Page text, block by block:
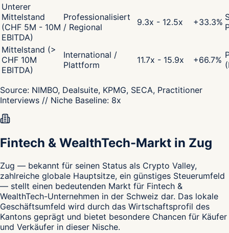
Unterer
Mittelstand
(CHF 5M - 10M
EBITDA)
Professionalisiert
/ Regional
9.3x - 12.5x +33.3%
Mittelstand (>
CHF 10M
EBITDA)
International /
Plattform
11.7x - 15.9x +66.7%
Source: NIMBO, Dealsuite, KPMG, SECA, Practitioner
Interviews // Niche Baseline: 8x
Fintech & WealthTech-Markt in Zug
Zug — bekannt für seinen Status als Crypto Valley,
zahlreiche globale Hauptsitze, ein günstiges Steuerumfeld
— stellt einen bedeutenden Markt für Fintech &
WealthTech-Unternehmen in der Schweiz dar. Das lokale
Geschäftsumfeld wird durch das Wirtschaftsprofil des
Kantons geprägt und bietet besondere Chancen für Käufer
und Verkäufer in dieser Nische.